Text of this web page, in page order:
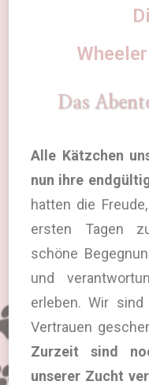
Das
Alle Kätzchen
nun ihre
hatten die
ersten Tagen
schöne
und
erleben. Wir
Vertrauen
Zurzeit sind
unserer Zucht